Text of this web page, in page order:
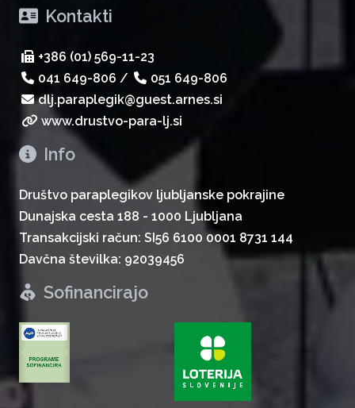
Kontakti
+386 (01) 569-11-23
041 649-806 /
051 649-806
dlj.paraplegik@guest.arnes.si
www.drustvo-para-lj.si
Info
Društvo paraplegikov ljubljanske pokrajine
Dunajska cesta 188 - 1000 Ljubljana
Transakcijski račun: SI56 6100 0001 8731 144
Davčna številka: 92039456
zurück
Sofinancirajo